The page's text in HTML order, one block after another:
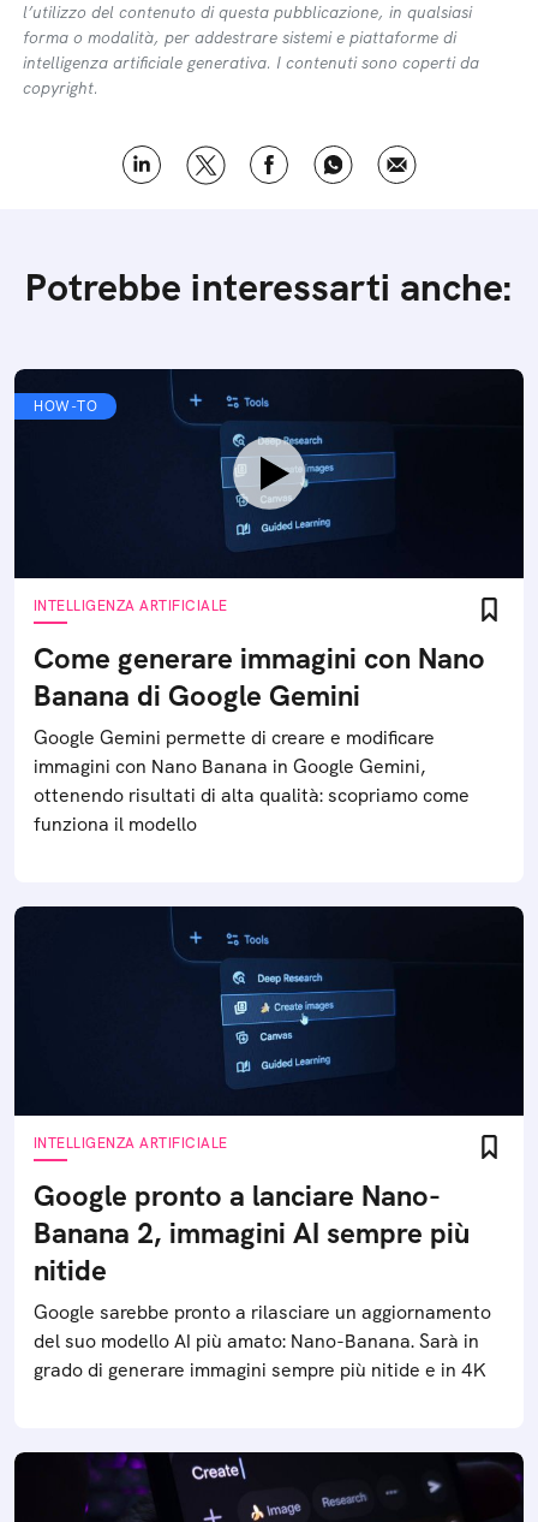
l’utilizzo del contenuto di questa pubblicazione, in qualsiasi
forma o modalità, per addestrare sistemi e piattaforme di
intelligenza artificiale generativa. I contenuti sono coperti da
copyright.
Potrebbe interessarti anche:
HOW-TO
INTELLIGENZA ARTIFICIALE
Come generare immagini con Nano
Banana di Google Gemini
Google Gemini permette di creare e modificare
immagini con Nano Banana in Google Gemini,
ottenendo risultati di alta qualità: scopriamo come
funziona il modello
INTELLIGENZA ARTIFICIALE
Google pronto a lanciare Nano-
Banana 2, immagini AI sempre più
nitide
Google sarebbe pronto a rilasciare un aggiornamento
del suo modello AI più amato: Nano-Banana. Sarà in
grado di generare immagini sempre più nitide e in 4K